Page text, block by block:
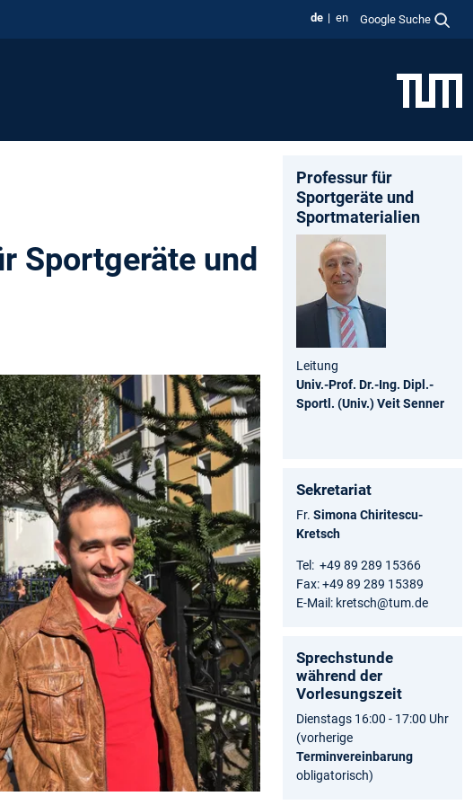
de en Google Suche
Sportgeräte und
Professur für
Sportgeräte und
Sportmaterialien
Leitung
Univ.-Prof. Dr.-Ing. Dipl.-
Sportl. (Univ.) Veit Senner
Sekretariat
Fr. Simona Chiritescu-
Kretsch
Tel: +49 89 289 15366
Fax: +49 89 289 15389
E-Mail: kretsch@tum.de
Sprechstunde
während der
Vorlesungszeit
Dienstags 16:00 - 17:00 Uhr
(vorherige
Terminvereinbarung
obligatorisch)